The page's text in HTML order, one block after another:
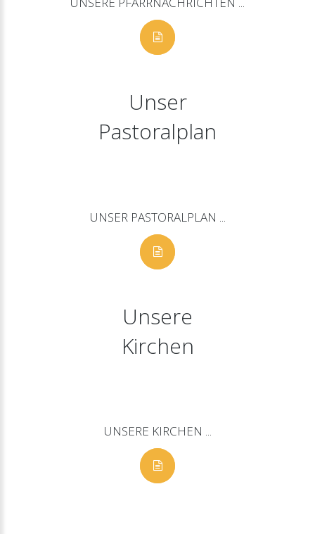
Unser
Pastoralplan
UNSER PASTORALPLAN
Unsere
Kirchen
UNSERE KIRCHEN ...